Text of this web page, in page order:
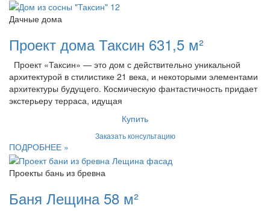
Дачные дома
Проект дома Таксин 631,5 м²
Проект «Таксин» — это дом с действительно уникальной
архитектурой в стилистике 21 века, и некоторыми элементами
архитектуры будущего. Космическую фантастичность придает
экстерьеру терраса, идущая
Купить
Заказать консультацию
ПОДРОБНЕЕ »
Проекты бань из бревна
Баня Лещина 58 м²